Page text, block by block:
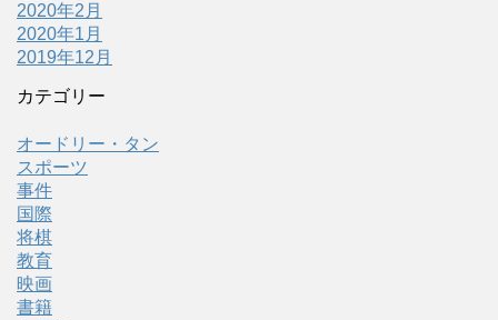
2020年2月
2020年1月
2019年12月
カテゴリー
オードリー・タン
スポーツ
事件
国際
将棋
教育
映画
書籍